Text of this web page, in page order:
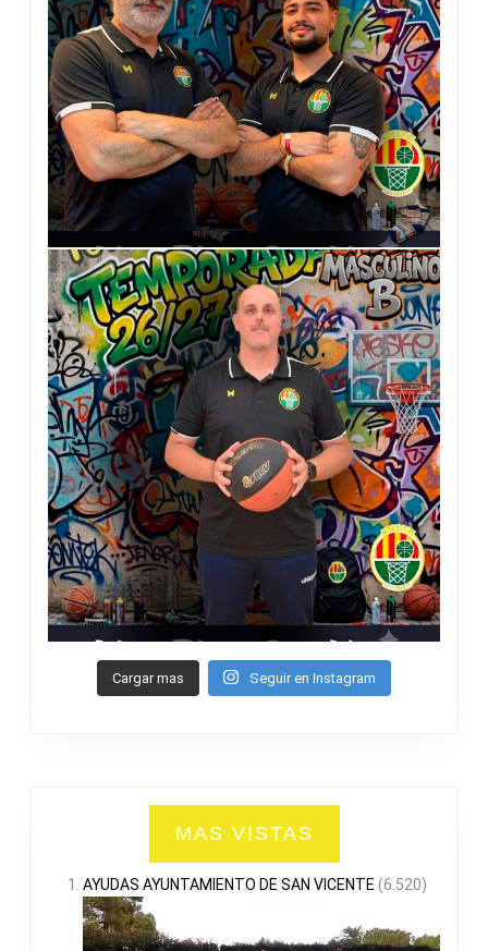
Cargar mas Seguir en Instagram
MAS VISTAS
AYUDAS AYUNTAMIENTO DE SAN VICENTE (6.520)